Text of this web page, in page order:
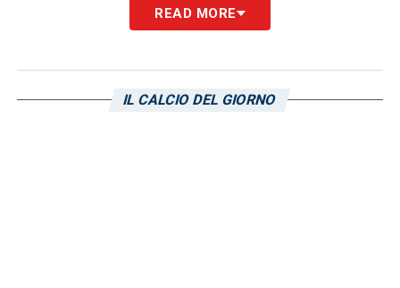
Le cifre dell’affare riportare daFabrizio
eventualmente versati nelle casse dei sardi.
READ MORE
IL CALCIO DEL GIORNO